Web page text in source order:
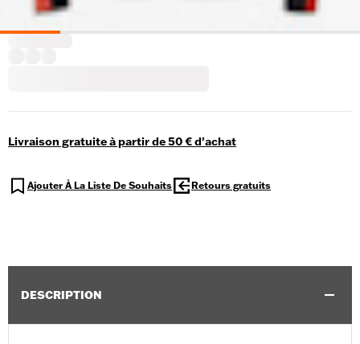
Livraison gratuite à partir de 50 € d'achat
Ajouter À La Liste De Souhaits Retours gratuits
DESCRIPTION